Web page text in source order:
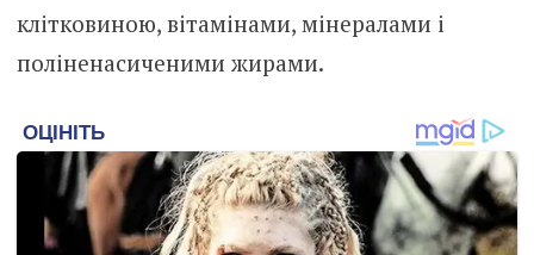
клітковиною, вітамінами, мінералами і
поліненасиченими жирами.